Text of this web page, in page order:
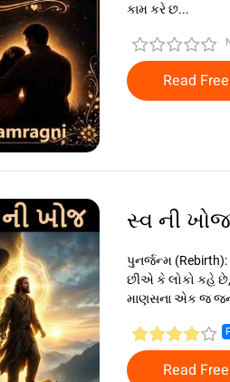
કામ કરે છ...
Read Free
સ્વ ની ખોજ
પુનર્જન્મ
છીએ કે લોકો કહે
માણસના એક જ
Read Free